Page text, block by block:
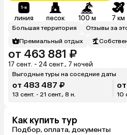
линия песок 100 м 7 км
Большая территория
Отзывы за
Премиальный отдых
от 463 881 ₽
17 сент. - 24 сент., 7 ночей
Выгодные туры на соседние даты
от 483 487 ₽
13 сент. - 21 сент., 8 н. 10
Как купить тур
Подбор, оплата, документы